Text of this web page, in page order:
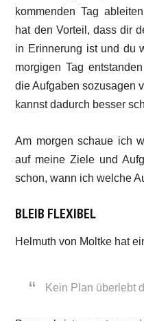
kommenden Tag
hat den Vorteil, dass dir
in Erinnerung ist und du
morgigen Tag
die Aufgaben sozusagen
kannst dadurch besser
Am morgen schaue ich
auf meine Ziele und
schon, wann ich welche
BLEIB FLEXIBEL
Helmuth von Moltke hat
Kein Plan überlebt